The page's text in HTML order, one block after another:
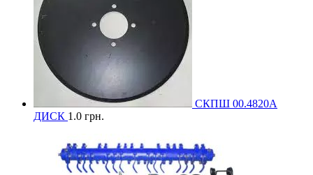
СКПШ 00.4820А
ДИСК 1.0 грн.